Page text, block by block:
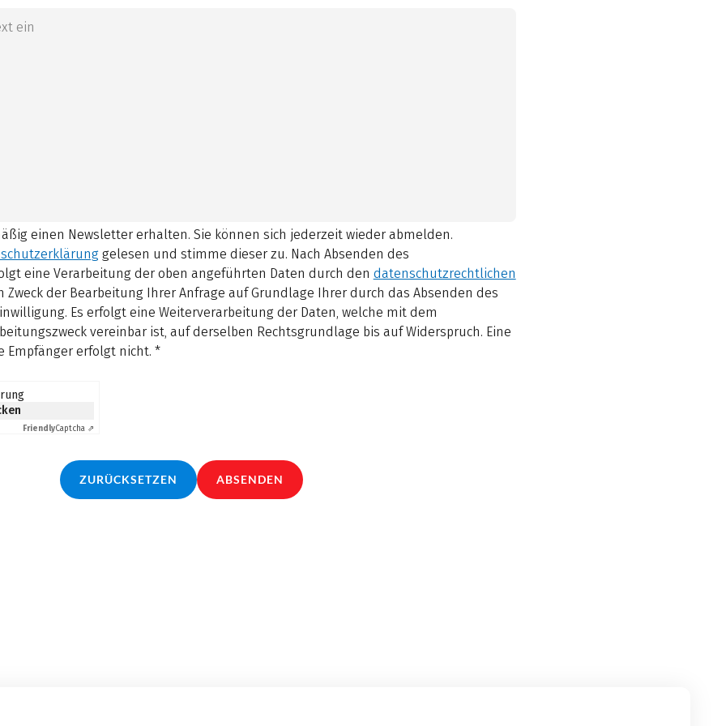
einen Newsletter erhalten. Sie können sich jederzeit wieder abmelden.
gelesen und stimme dieser zu. Nach Absenden des
eine Verarbeitung der oben angeführten Daten durch den datenschutzrechtlichen
Zweck der Bearbeitung Ihrer Anfrage auf Grundlage Ihrer durch das Absenden des
Es erfolgt eine Weiterverarbeitung der Daten, welche mit dem
vereinbar ist, auf derselben Rechtsgrundlage bis auf Widerspruch. Eine
Empfänger erfolgt nicht. *
FriendlyCaptcha ⇗
ZURÜCKSETZEN ABSENDEN